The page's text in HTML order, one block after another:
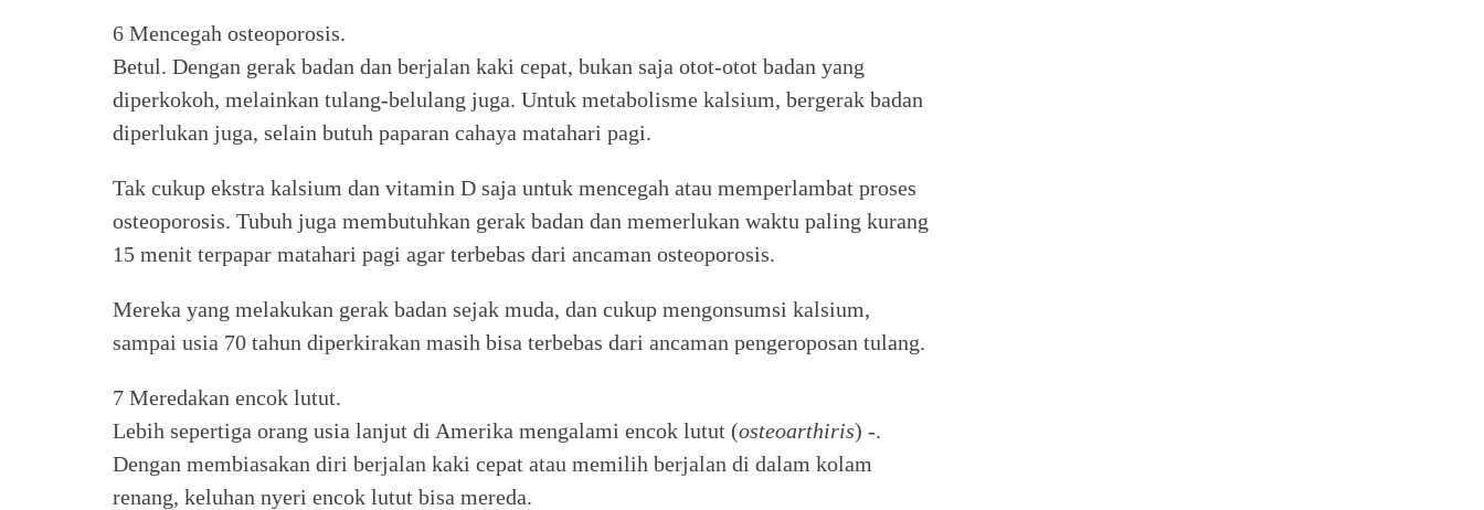
6 Mencegah osteoporosis.
Betul. Dengan gerak badan dan berjalan kaki cepat, bukan saja otot-otot badan yang
diperkokoh, melainkan tulang-belulang juga. Untuk metabolisme kalsium, bergerak badan
diperlukan juga, selain butuh paparan cahaya matahari pagi.
Tak cukup ekstra kalsium dan vitamin D saja untuk mencegah atau memperlambat proses
osteoporosis. Tubuh juga membutuhkan gerak badan dan memerlukan waktu paling kurang
15 menit terpapar matahari pagi agar terbebas dari ancaman osteoporosis.
Mereka yang melakukan gerak badan sejak muda, dan cukup mengonsumsi kalsium,
sampai usia 70 tahun diperkirakan masih bisa terbebas dari ancaman pengeroposan tulang.
7 Meredakan encok lutut.
Lebih sepertiga orang usia lanjut di Amerika mengalami encok lutut (osteoarthiris) -.
Dengan membiasakan diri berjalan kaki cepat atau memilih berjalan di dalam kolam
renang, keluhan nyeri encok lutut bisa mereda.